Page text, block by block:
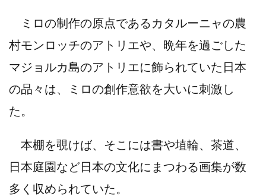
ミロの制作の原点であるカタルーニャの農
村モンロッチのアトリエや、晩年を過ごした
マジョルカ島のアトリエに飾られていた⽇本
の品々は、ミロの創作意欲を⼤いに刺激し
た。
本棚を覗けば、そこには書や埴輪、茶道、
⽇本庭園など⽇本の⽂化にまつわる画集が数
多く収められていた。